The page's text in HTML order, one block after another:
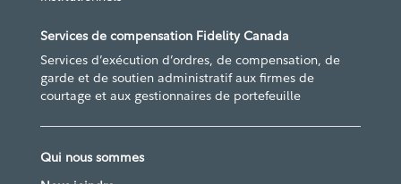
Services de compensation Fidelity Canada
Services d’exécution d’ordres, de compensation, de
garde et de soutien administratif aux firmes de
courtage et aux gestionnaires de portefeuille
Qui nous sommes